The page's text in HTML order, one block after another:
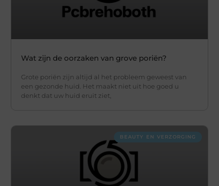
Wat zijn de oorzaken van grove poriën?
Grote poriën zijn altijd al het probleem geweest van
een gezonde huid. Het maakt niet uit hoe goed u
denkt dat uw huid eruit ziet,
BEAUTY EN VERZORGING